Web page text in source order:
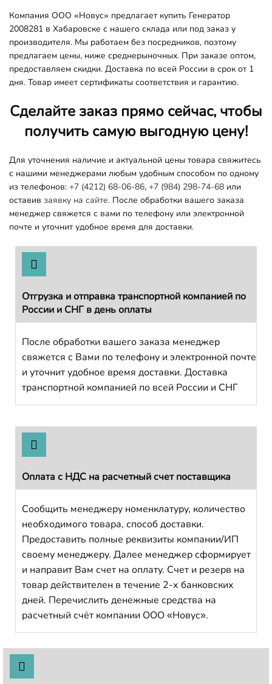
Компания ООО «Новус» предлагает купить Генератор
2008281 в Хабаровске с нашего склада или под заказ у
производителя. Мы работаем без посредников, поэтому
предлагаем цены, ниже среднерыночных. При заказе оптом,
предоставляем скидки. Доставка по всей России в срок от 1
дня. Товар имеет сертификаты соответствия и гарантию.
Сделайте заказ прямо сейчас, чтобы
получить самую выгодную цену!
Для уточнения наличие и актуальной цены товара свяжитесь
с нашими менеджерами любым удобным способом по одному
из телефонов: +7 (4212) 68-06-86, +7 (984) 298-74-68 или
оставив заявку на сайте. После обработки вашего заказа
менеджер свяжется с вами по телефону или электронной
почте и уточнит удобное время для доставки.
Отгрузка и отправка транспортной компанией по
России и СНГ в день оплаты
После обработки вашего заказа менеджер
свяжется с Вами по телефону и электронной почте
и уточнит удобное время доставки. Доставка
транспортной компанией по всей России и СНГ
Оплата с НДС на расчетный счет поставщика
Сообщить менеджеру номенклатуру, количество
необходимого товара, способ доставки.
Предоставить полные реквизиты компании/ИП
своему менеджеру. Далее менеджер сформирует
и направит Вам счет на оплату. Счет и резерв на
товар действителен в течение 2-х банковских
дней. Перечислить денежные средства на
расчетный счёт компании ООО «Новус».